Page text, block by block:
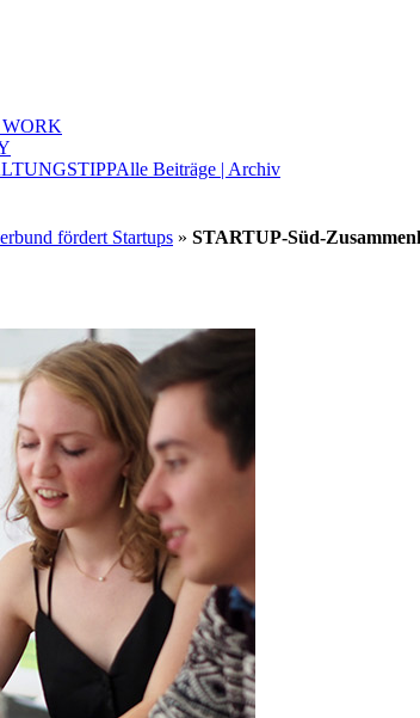
Alle Beiträge | Archiv
fördert Startups » STARTUP-Süd-